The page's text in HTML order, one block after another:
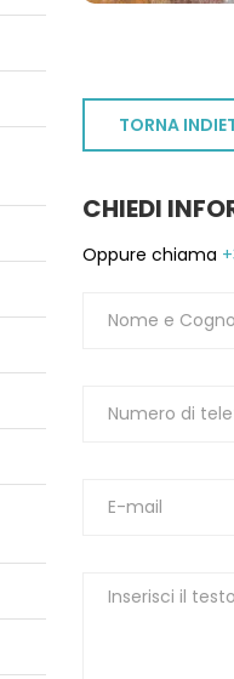
TORNA
CHIEDI
Oppure chiama